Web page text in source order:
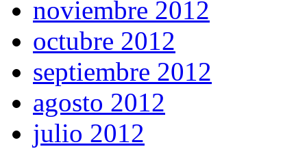
noviembre 2012
octubre 2012
septiembre 2012
agosto 2012
julio 2012